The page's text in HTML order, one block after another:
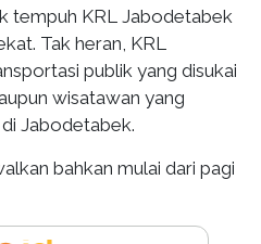
tempuh KRL Jabodetabek
Tak heran, KRL
publik yang disukai
wisatawan yang
Jabodetabek.
bahkan mulai dari pagi